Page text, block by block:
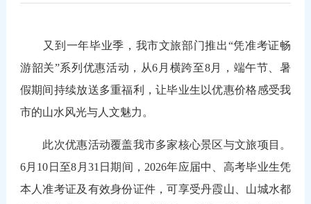
又到一年毕业季，我市文旅部门推出“凭准考证畅
游韶关”系列优惠活动，从6月横跨至8月，端午节、暑
假期间持续放送多重福利，让毕业生以优惠价格感受我
市的山水风光与人文魅力。
此次优惠活动覆盖我市多家核心景区与文旅项目。
6月10日至8月31日期间，2026年应届中、高考毕业生凭
本人准考证及有效身份证件，可享受丹霞山、山城水都